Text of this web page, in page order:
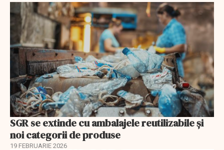
SGR se extinde cu ambalajele reutilizabile și
noi categorii de produse
19 FEBRUARIE 2026